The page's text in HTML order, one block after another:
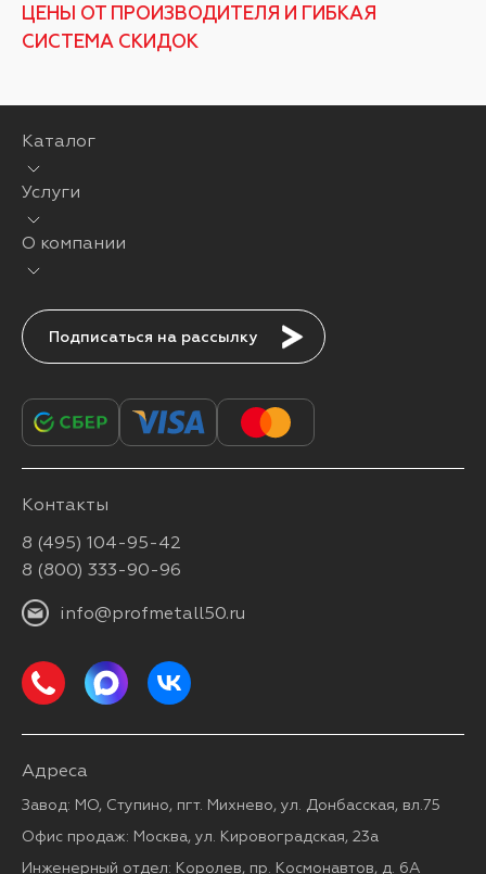
ЦЕНЫ ОТ ПРОИЗВОДИТЕЛЯ И ГИБКАЯ
СИСТЕМА СКИДОК
Каталог
Услуги
О компании
Подписаться
Контакты
8 (495) 104-95-42
8 (800) 333-90-96
info@profmetall50.ru
Адреса
Завод: МО, Ступино, пгт. Михнево, ул. Донбасская, вл.75
Офис продаж: Москва, ул. Кировоградская, 23а
Инженерный отдел: Королев, пр. Космонавтов, д. 6А